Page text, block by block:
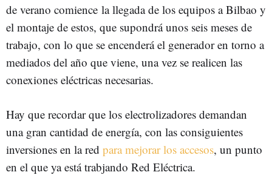
de verano comience la llegada de los equipos a Bilbao y
el montaje de estos, que supondrá unos seis meses de
trabajo, con lo que se encenderá el generador en torno a
mediados del año que viene, una vez se realicen las
conexiones eléctricas necesarias.
Hay que recordar que los electrolizadores demandan
una gran cantidad de energía, con las consiguientes
inversiones en la red para mejorar los accesos, un punto
en el que ya está trabjando Red Eléctrica.